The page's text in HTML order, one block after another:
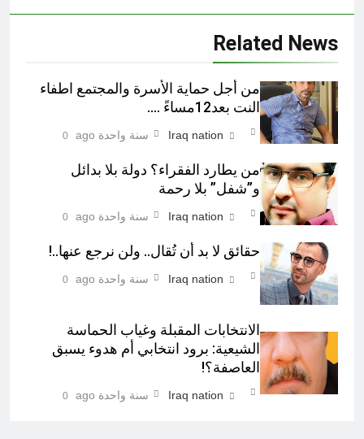
Related News
من أجل حماية الأسرة والمجتمع اطفاء
النت بعد12مساءً ….
Iraq nation سنة واحدة ago 0
من يطارد الفقراء؟ دولة بلا بدائل
و”شفل” بلا رحمة
Iraq nation سنة واحدة ago 0
حقائق لا بد أن تُقال.. ولن نرجع عنها..!
Iraq nation سنة واحدة ago 0
الانتخابات المقبلة وغياب الحماسة
الشيعية: برود انتخابي أم هدوء يسبق
العاصفة؟!
Iraq nation سنة واحدة ago 0